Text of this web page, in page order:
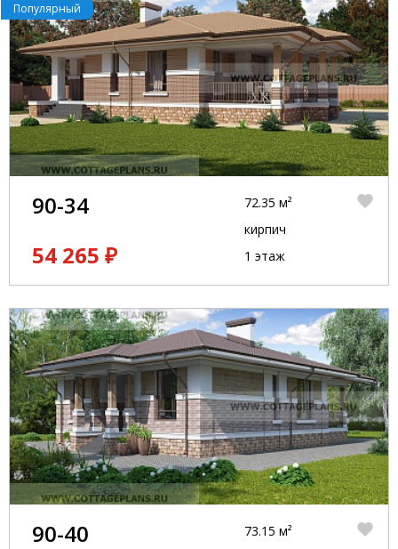
Популярный
90-34
54 265 ₽
72.35 м²
кирпич
1 этаж
90-40 73.15 м²